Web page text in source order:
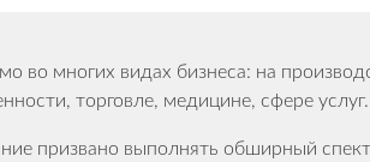
во многих видах бизнеса: на
торговле, медицине, сфере услуг.
призвано выполнять обширный